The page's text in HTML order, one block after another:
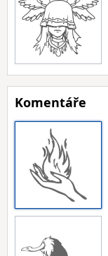
Komentáře